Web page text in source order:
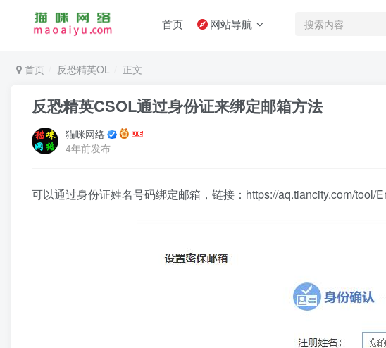
首页 网站导航
首页 反恐精英OL 正文
反恐精英CSOL通过身份证来绑定邮箱方法
猫咪网络
4年前发布
可以通过身份证姓名号码绑定邮箱，链接：https://aq.tiancity.com/tool/